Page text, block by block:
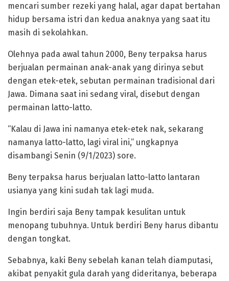
mencari sumber rezeki yang halal, agar dapat bertahan
hidup bersama istri dan kedua anaknya yang saat itu
masih di sekolahkan.
Olehnya pada awal tahun 2000, Beny terpaksa harus
berjualan permainan anak-anak yang dirinya sebut
dengan etek-etek, sebutan permainan tradisional dari
Jawa. Dimana saat ini sedang viral, disebut dengan
permainan latto-latto.
“Kalau di Jawa ini namanya etek-etek nak, sekarang
namanya latto-latto, lagi viral ini,” ungkapnya
disambangi Senin (9/1/2023) sore.
Beny terpaksa harus berjualan latto-latto lantaran
usianya yang kini sudah tak lagi muda.
Ingin berdiri saja Beny tampak kesulitan untuk
menopang tubuhnya. Untuk berdiri Beny harus dibantu
dengan tongkat.
Sebabnya, kaki Beny sebelah kanan telah diamputasi,
akibat penyakit gula darah yang dideritanya, beberapa